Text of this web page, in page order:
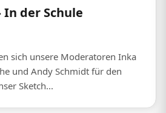
In der Schule
sich unsere Moderatoren Inka
und Andy Schmidt für den
Sketch...